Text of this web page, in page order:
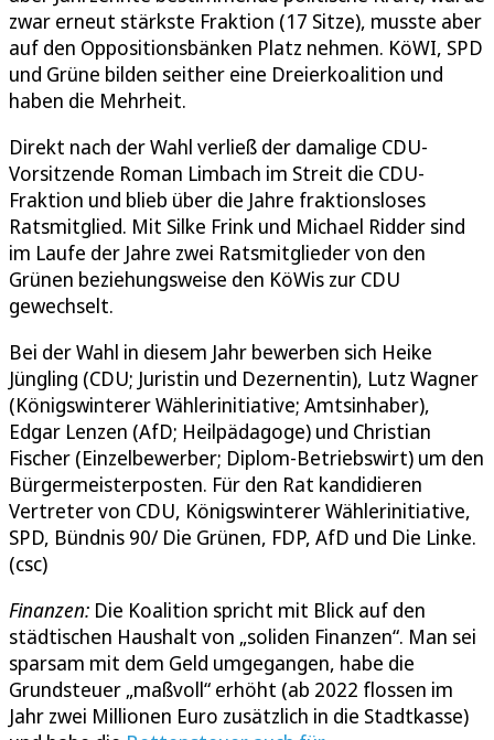
zwar erneut stärkste Fraktion (17 Sitze), musste aber
auf den Oppositionsbänken Platz nehmen. KöWI, SPD
und Grüne bilden seither eine Dreierkoalition und
haben die Mehrheit.
Direkt nach der Wahl verließ der damalige CDU-
Vorsitzende Roman Limbach im Streit die CDU-
Fraktion und blieb über die Jahre fraktionsloses
Ratsmitglied. Mit Silke Frink und Michael Ridder sind
im Laufe der Jahre zwei Ratsmitglieder von den
Grünen beziehungsweise den KöWis zur CDU
gewechselt.
Bei der Wahl in diesem Jahr bewerben sich Heike
Jüngling (CDU; Juristin und Dezernentin), Lutz Wagner
(Königswinterer Wählerinitiative; Amtsinhaber),
Edgar Lenzen (AfD; Heilpädagoge) und Christian
Fischer (Einzelbewerber; Diplom-Betriebswirt) um den
Bürgermeisterposten. Für den Rat kandidieren
Vertreter von CDU, Königswinterer Wählerinitiative,
SPD, Bündnis 90/ Die Grünen, FDP, AfD und Die Linke.
(csc)
Finanzen: Die Koalition spricht mit Blick auf den
städtischen Haushalt von „soliden Finanzen“. Man sei
sparsam mit dem Geld umgegangen, habe die
Grundsteuer „maßvoll“ erhöht (ab 2022 flossen im
Jahr zwei Millionen Euro zusätzlich in die Stadtkasse)